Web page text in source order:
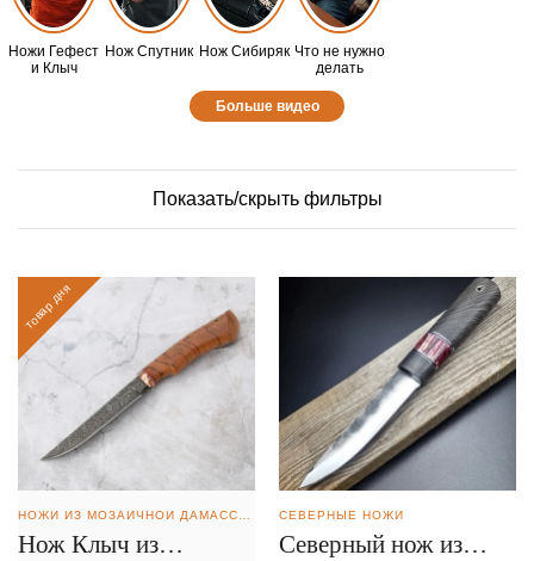
Ножи Гефест
и Клыч
Нож Спутник Нож Сибиряк Что не нужно
делать
Больше видео
Показать/скрыть фильтры
товар дня
НОЖИ ИЗ МОЗАИЧНОЙ ДАМАССКОЙ СТАЛИ
Нож Клыч из
СЕВЕРНЫЕ НОЖИ
Северный нож из